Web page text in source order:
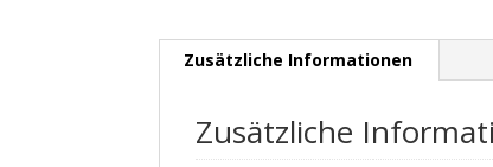
Zusätzliche Informationen
Zusätzliche